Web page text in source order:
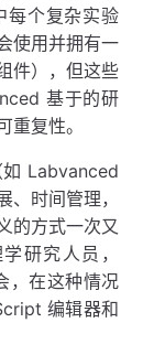
每个复杂实验
使用并拥有一
件），但这些
基于的研
复性。
Labvanced
时间管理，
的方式一次又
研究人员，
，在这种情况
编辑器和